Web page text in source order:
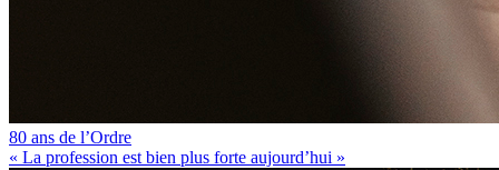
80 ans de l’Ordre
« La profession est bien plus forte aujourd’hui »